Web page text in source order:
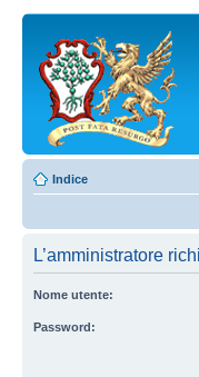
Indice
L’amministratore
Nome utente:
Password: